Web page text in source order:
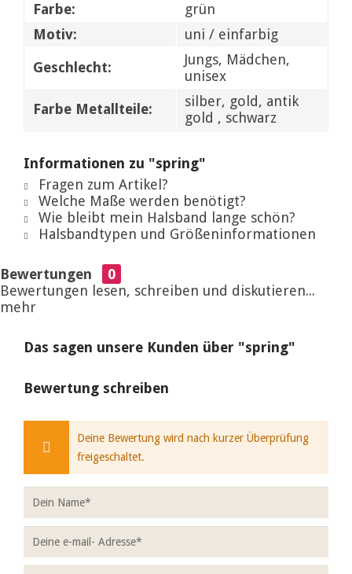
Farbe:
grün
Motiv:
uni / einfarbig
Geschlecht:
Jungs, Mädchen,
unisex
Farbe Metallteile:
silber, gold, antik
gold , schwarz
Informationen zu "spring"
Fragen zum Artikel?
Welche Maße werden benötigt?
Wie bleibt mein Halsband lange schön?
Halsbandtypen und Größeninformationen
Bewertungen
0
Bewertungen lesen, schreiben und diskutieren...
mehr
Das sagen unsere Kunden über "spring"
Bewertung schreiben
Deine Bewertung wird nach kurzer Überprüfung
freigeschaltet.